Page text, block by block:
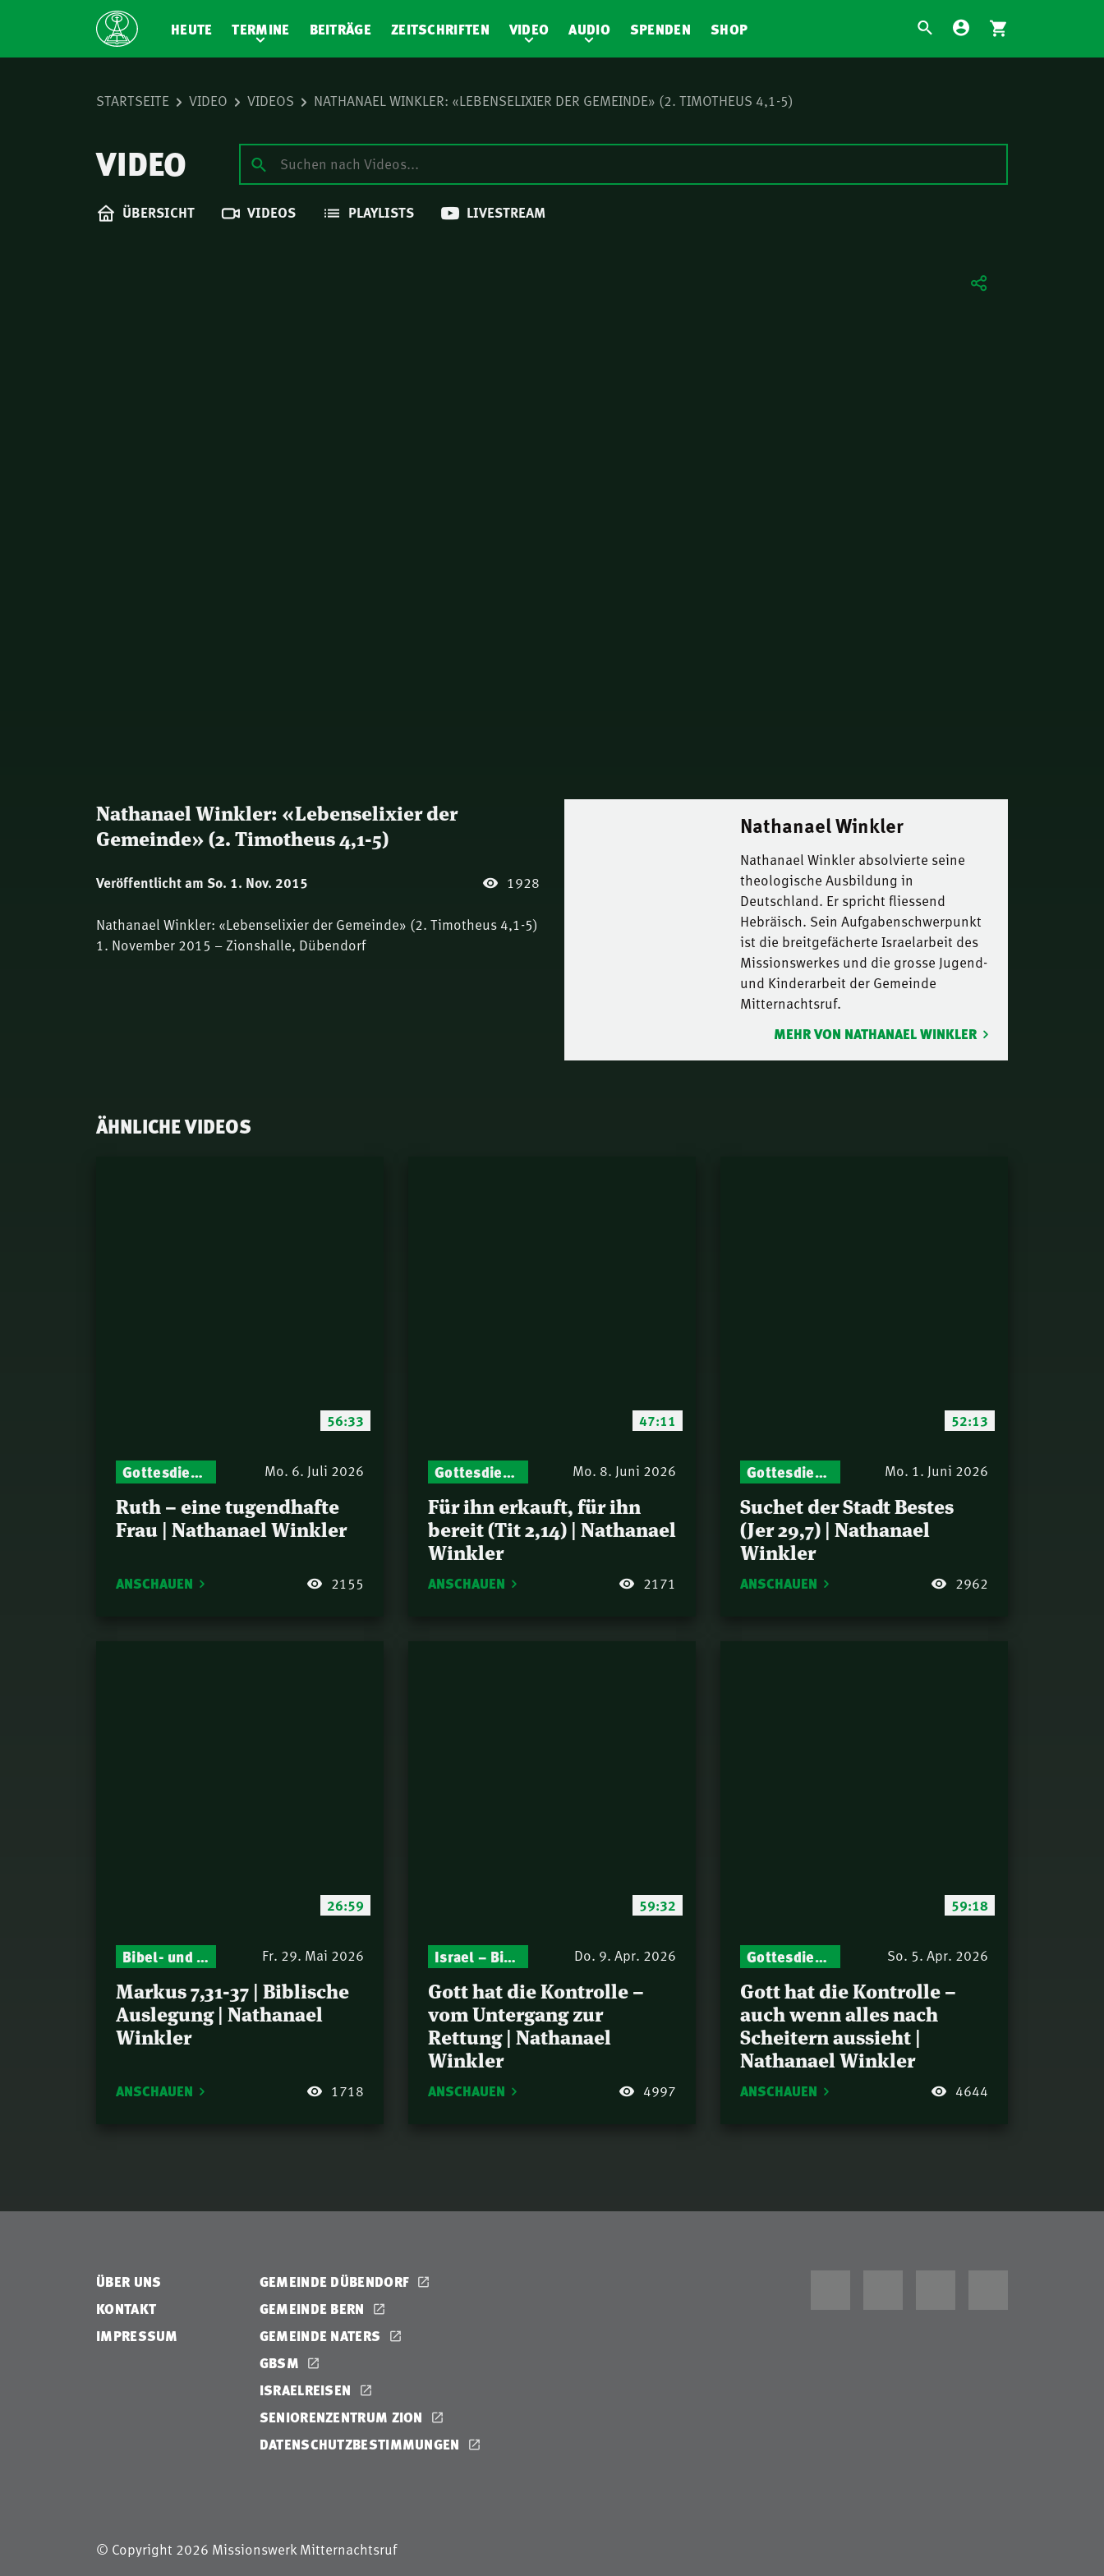
HEUTE TERMINE BEITRÄGE ZEITSCHRIFTEN VIDEO AUDIO SPENDEN SHOP
STARTSEITE VIDEO VIDEOS NATHANAEL WINKLER: «LEBENSELIXIER DER GEMEINDE» (2. TIMOTHEUS 4,1-5)
VIDEO
ÜBERSICHT VIDEOS PLAYLISTS LIVESTREAM
Nathanael Winkler: «Lebenselixier der
Gemeinde» (2. Timotheus 4,1-5)
Veröffentlicht am So. 1. Nov. 2015 1928
Nathanael Winkler: «Lebenselixier der Gemeinde» (2. Timotheus 4,1-5)
1. November 2015 – Zionshalle, Dübendorf
Nathanael Winkler
Nathanael Winkler absolvierte seine
theologische Ausbildung in
Deutschland. Er spricht fliessend
Hebräisch. Sein Aufgabenschwerpunkt
ist die breitgefächerte Israelarbeit des
Missionswerkes und die grosse Jugend-
und Kinderarbeit der Gemeinde
Mitternachtsruf.
MEHR VON NATHANAEL WINKLER
ÄHNLICHE VIDEOS
56:33
Gottesdienst-Botschaften – Jeden Sonntag neu: Aktuelle Predigten vom Mitternachtsruf Mo. 6. Juli 2026
Ruth – eine tugendhafte
Frau | Nathanael Winkler
ANSCHAUEN 2155
47:11
Gottesdienst-Botschaften – Jeden Sonntag neu: Aktuelle Predigten vom Mitternachtsruf Mo. 8. Juni 2026
Für ihn erkauft, für ihn
bereit (Tit 2,14) | Nathanael
Winkler
ANSCHAUEN 2171
52:13
Gottesdienst-Botschaften – Jeden Sonntag neu: Aktuelle Predigten vom Mitternachtsruf Mo. 1. Juni 2026
Suchet der Stadt Bestes
(Jer 29,7) | Nathanael
Winkler
ANSCHAUEN 2962
26:59
Bibel- und Gebetsstunde – Jeden Donnerstag neu: Vers-für-Vers-Auslegungen Fr. 29. Mai 2026
Markus 7,31-37 | Biblische
Auslegung | Nathanael
Winkler
ANSCHAUEN 1718
59:32
Gottesdienst-Botschaften – Jeden Sonntag neu: Aktuelle Predigten vom Mitternachtsruf
Israel – Biblische Perspektiven & aktuelle Einordnungen Do. 9. Apr. 2026
Gott hat die Kontrolle –
vom Untergang zur
Rettung | Nathanael
Winkler
ANSCHAUEN 4997
59:18
Gottesdienst-Botschaften – Jeden Sonntag neu: Aktuelle Predigten vom Mitternachtsruf So. 5. Apr. 2026
Gott hat die Kontrolle –
auch wenn alles nach
Scheitern aussieht |
Nathanael Winkler
ANSCHAUEN 4644
ÜBER UNS
KONTAKT
IMPRESSUM
GEMEINDE DÜBENDORF
GEMEINDE BERN
GEMEINDE NATERS
GBSM
ISRAELREISEN
SENIORENZENTRUM ZION
DATENSCHUTZBESTIMMUNGEN
© Copyright 2026 Missionswerk Mitternachtsruf